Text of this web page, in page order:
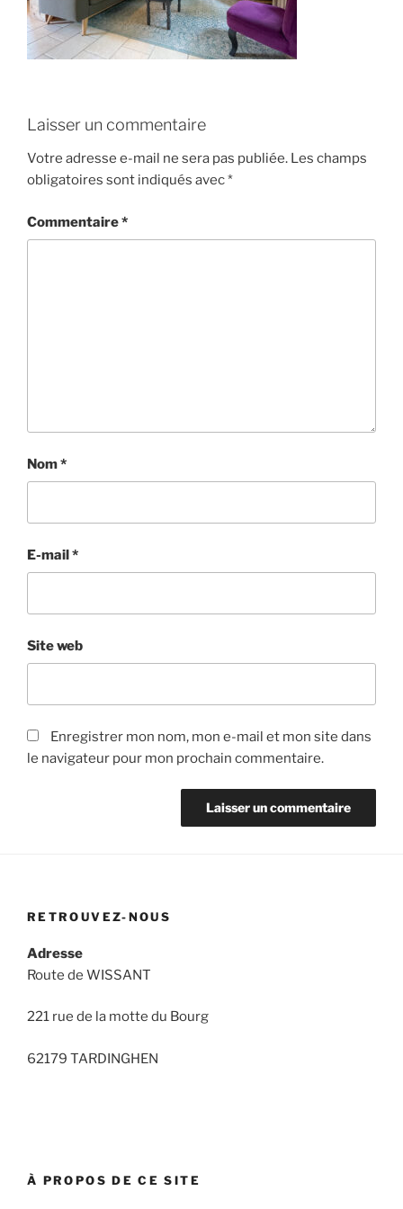
Laisser un commentaire
Votre adresse e-mail ne sera pas publiée. Les champs
obligatoires sont indiqués avec*
Commentaire*
Nom*
E-mail*
Site web
Enregistrer mon nom, mon e-mail et mon site dans
le navigateur pour mon prochain commentaire.
RETROUVEZ-NOUS
Adresse
Route de WISSANT
221 rue de la motte du Bourg
62179 TARDINGHEN
À PROPOS DE CE SITE